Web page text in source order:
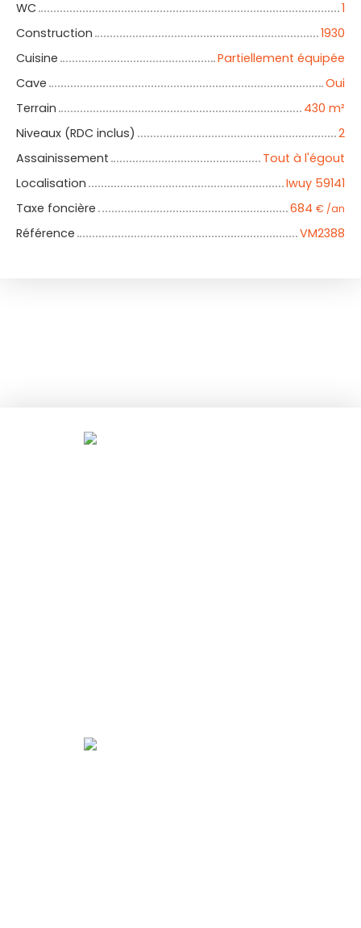
WC
1
Construction
1930
Cuisine
Partiellement équipée
Cave
Oui
Terrain
430 m²
Niveaux (RDC inclus)
2
Assainissement
Tout à l'égout
Localisation
Iwuy 59141
Taxe foncière
684 € /an
Référence VM2388